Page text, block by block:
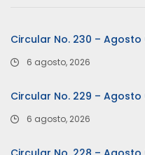
Circular No. 230 – Agosto
6 agosto, 2026
Circular No. 229 – Agosto
6 agosto, 2026